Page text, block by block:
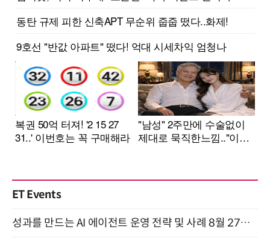
ET Events
성과를 만드는 AI 에이전트 운영 전략 및 사례 8월 27일 개최